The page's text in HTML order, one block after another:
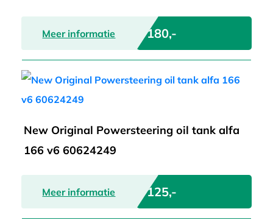
Meer informatie € 180,-
New Original Powersteering oil tank alfa
166 v6 60624249
Meer informatie € 125,-